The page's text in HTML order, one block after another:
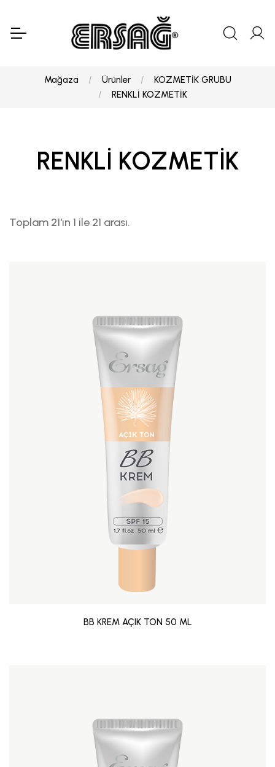
Mağaza Ürünler
KOZMETİK GRUBU
RENKLİ KOZMETİK
RENKLİ KOZMETİK
Toplam 21'ın 1 ile 21 arası.
BB KREM AÇIK TON 50 ML